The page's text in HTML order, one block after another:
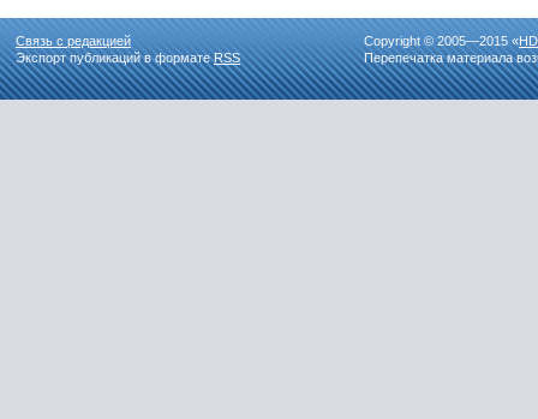
Связь с редакцией
Экспорт публикаций в форматеRSS
Copyright © 2005—2015 «
Перепечатка материала